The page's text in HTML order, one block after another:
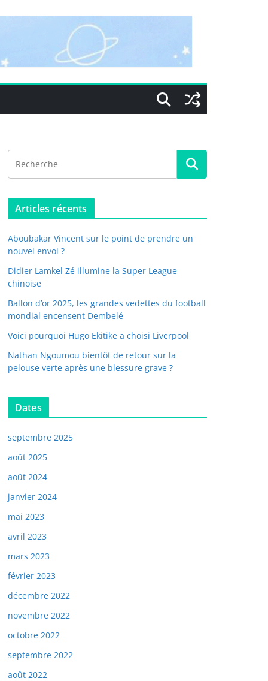
Articles récents
Aboubakar Vincent sur le point de prendre un
nouvel envol ?
Didier Lamkel Zé illumine la Super League
chinoise
Ballon d’or 2025, les grandes vedettes du football
mondial encensent Dembelé
Voici pourquoi Hugo Ekitike a choisi Liverpool
Nathan Ngoumou bientôt de retour sur la
pelouse verte après une blessure grave ?
Dates
septembre 2025
août 2025
août 2024
janvier 2024
mai 2023
avril 2023
mars 2023
février 2023
décembre 2022
novembre 2022
octobre 2022
septembre 2022
août 2022